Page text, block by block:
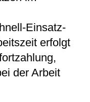
Einsatz-
erfolgt
der Arbeit